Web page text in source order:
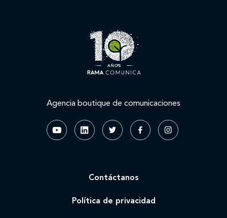
Agencia boutique de comunicaciones
Contáctanos
Política de privacidad